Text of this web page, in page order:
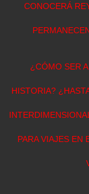
CONOCERÁ
¿CÓMO SER
HISTORIA?
PARA VIAJES EN